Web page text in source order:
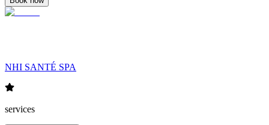
NHI SANTÉ SPA
services